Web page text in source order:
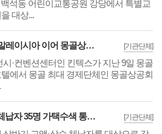
석동 어린이교통공원 강당에서 특별교
대상...
[기관단체]
킨텍스, 인도·말레이시아 이어 몽골상공회의소와 몽골 신규 전시장 건립·운영 협약
시·컨벤션센터인 킨텍스가 지난 9일 몽골
에서 몽골 최대 경제단체인 몽골상공회
[기관단체]
고양시, 고액 체납자 35명 가택수색 통해 명품 가방 등 211점 압류 동산 공매 예정